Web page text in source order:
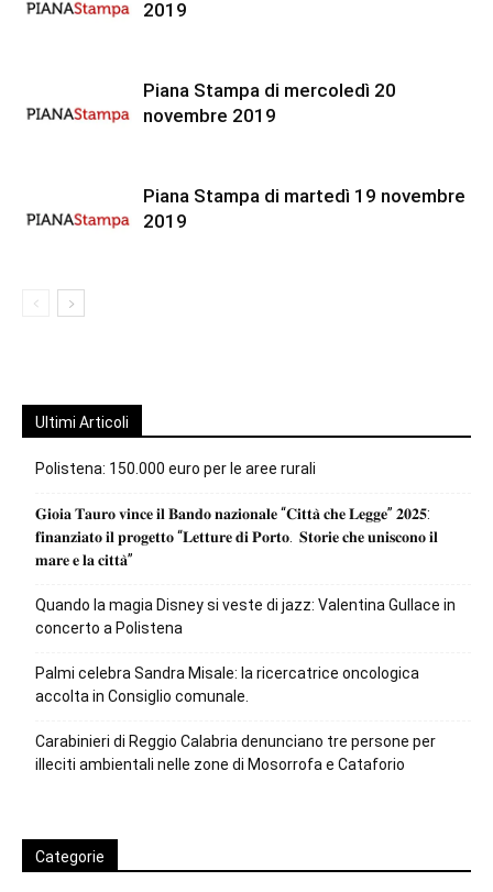
2019
Piana Stampa di mercoledì 20
novembre 2019
Piana Stampa di martedì 19 novembre
2019
Ultimi Articoli
Polistena: 150.000 euro per le aree rurali
𝐆𝐢𝐨𝐢𝐚 𝐓𝐚𝐮𝐫𝐨 𝐯𝐢𝐧𝐜𝐞 𝐢𝐥 𝐁𝐚𝐧𝐝𝐨 𝐧𝐚𝐳𝐢𝐨𝐧𝐚𝐥𝐞 “𝐂𝐢𝐭𝐭𝐚̀ 𝐜𝐡𝐞 𝐋𝐞𝐠𝐠𝐞” 𝟐𝟎𝟐𝟓:
𝐟𝐢𝐧𝐚𝐧𝐳𝐢𝐚𝐭𝐨 𝐢𝐥 𝐩𝐫𝐨𝐠𝐞𝐭𝐭𝐨 “𝐋𝐞𝐭𝐭𝐮𝐫𝐞 𝐝𝐢 𝐏𝐨𝐫𝐭𝐨. 𝐒𝐭𝐨𝐫𝐢𝐞 𝐜𝐡𝐞 𝐮𝐧𝐢𝐬𝐜𝐨𝐧𝐨 𝐢𝐥
𝐦𝐚𝐫𝐞 𝐞 𝐥𝐚 𝐜𝐢𝐭𝐭𝐚̀”
Quando la magia Disney si veste di jazz: Valentina Gullace in
concerto a Polistena
Palmi celebra Sandra Misale: la ricercatrice oncologica
accolta in Consiglio comunale.
Carabinieri di Reggio Calabria denunciano tre persone per
illeciti ambientali nelle zone di Mosorrofa e Cataforio
Categorie